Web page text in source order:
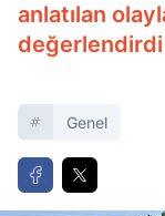
anlatılan
değerlendirdi
Genel